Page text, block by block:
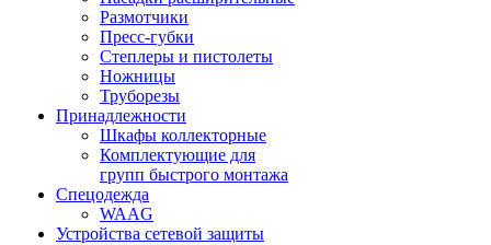
Размотчики
Пресс-губки
Степлеры и пистолеты
Ножницы
Труборезы
Принадлежности
Шкафы коллекторные
Комплектующие для
групп быстрого монтажа
Спецодежда
WAAG
Устройства сетевой защиты